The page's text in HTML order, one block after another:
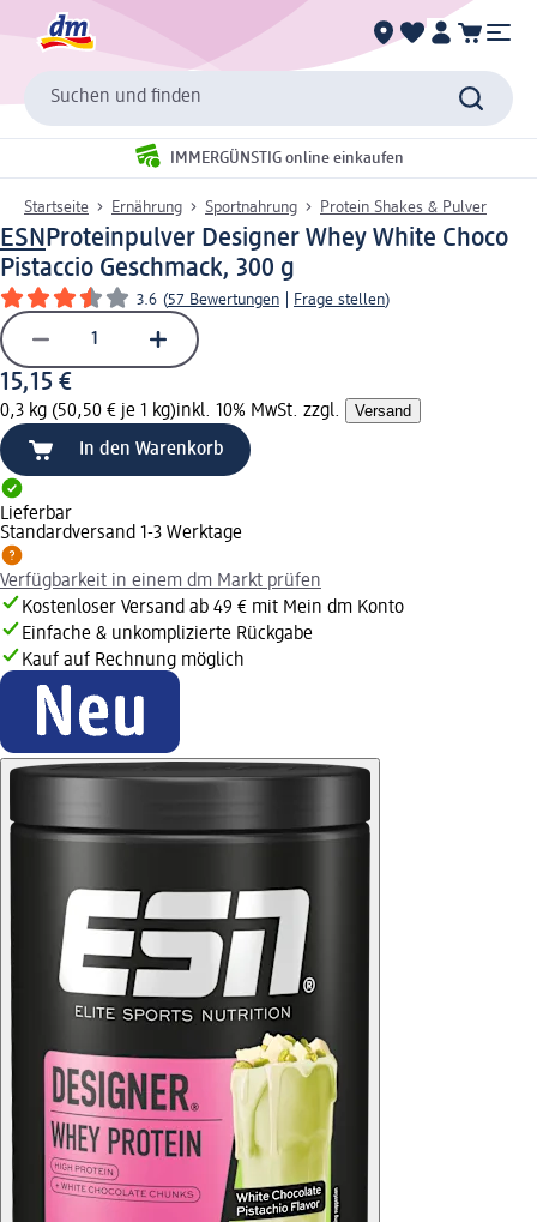
Suchen und finden
IMMERGÜNSTIG online einkaufen
Startseite Ernährung Sportnahrung Protein Shakes & Pulver
ESNProteinpulver Designer Whey White Choco
Pistaccio Geschmack, 300 g
3.6 (57 Bewertungen Frage stellen)
15,15 €
0,3 kg (50,50 € je 1 kg)inkl. 10% MwSt. zzgl. Versand
In den Warenkorb
Lieferbar
Standardversand 1-3 Werktage
Verfügbarkeit in einem dm Markt prüfen
Kostenloser Versand ab 49 € mit Mein dm Konto
Einfache & unkomplizierte Rückgabe
Kauf auf Rechnung möglich